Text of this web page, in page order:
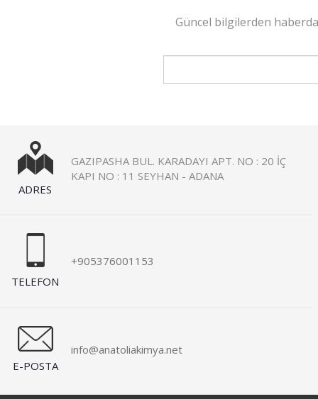
Güncel bilgilerden
ADRES
GAZIPASHA BUL. KARADAYI APT. NO : 20 İÇ
KAPI NO : 11 SEYHAN - ADANA
TELEFON
+905376001153
E-POSTA
info@anatoliakimya.net